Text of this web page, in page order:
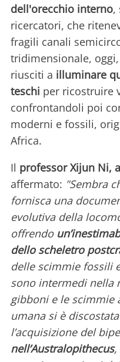
dell'orecchio interno,
ricercatori, che
fragili canali
tridimensionale,
riusciti a illuminare
teschi per ricostruire
confrontandoli poi
moderni e fossili,
Africa.
Il professor Xijun Ni,
affermato: "Sembra
fornisca una
evolutiva della
offrendo
dello scheletro
delle scimmie fossili
sono intermedi nella
gibboni e le scimmie
umana si è
l’acquisizione del
nell’Australopithecus,